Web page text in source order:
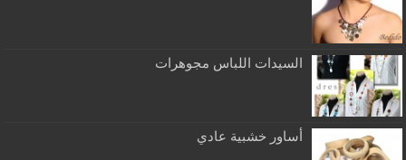
السيدات اللباس مجوهرات
أساور خشبية عادي